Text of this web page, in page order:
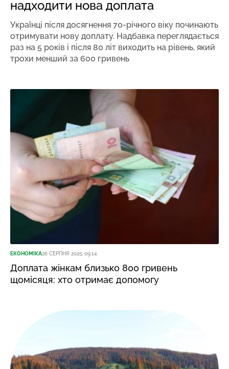
надходити нова доплата
Українці після досягнення 70-річного віку починають
отримувати нову доплату. Надбавка переглядається
раз на 5 років і після 80 літ виходить на рівень, який
трохи менший за 600 гривень
ЕКОНОМІКА26 СЕРПНЯ 2025, 09:14
Доплата жінкам близько 800 гривень
щомісяця: хто отримає допомогу